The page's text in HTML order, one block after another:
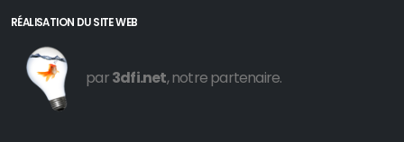
RÉALISATION DU SITE WEB
par3dfi.net, notre partenaire.